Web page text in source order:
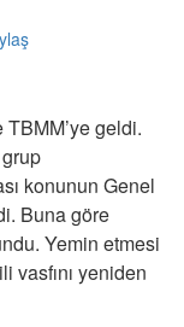
geldi.
konunun Genel
Buna göre
Yemin etmesi
vasfını yeniden